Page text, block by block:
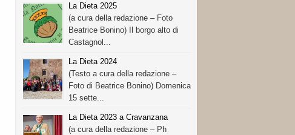
La Dieta 2025
(a cura della redazione – Foto
Beatrice Bonino) Il borgo alto di
Castagnol...
La Dieta 2024
(Testo a cura della redazione –
Foto di Beatrice Bonino) Domenica
15 sette...
La Dieta 2023 a Cravanzana
(a cura della redazione – Ph